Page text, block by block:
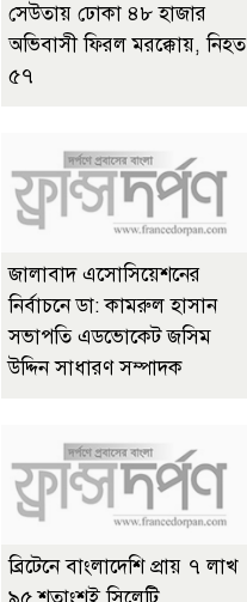
সেউতায় ঢোকা ৪৮ হাজার
অভিবাসী ফিরল মরক্কোয়, নিহত
৫৭
জালাবাদ এসোসিয়েশনের
নির্বাচনে ডা: কামরুল হাসান
সভাপতি এডভোকেট জসিম
উদ্দিন সাধারণ সম্পাদক
ব্রিটেনে বাংলাদেশি প্রায় ৭ লাখ